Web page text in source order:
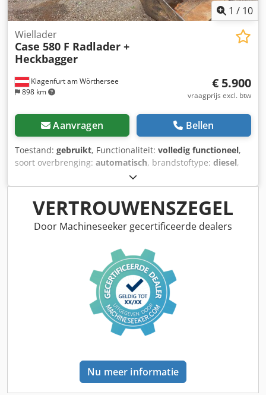
1 / 10
Klagenfurt am Wörthersee
898 km
Wiellader
Case 580 F Radlader +
Heckbagger
€ 5.900
vraagprijs excl. btw
Aanvragen Bellen
Toestand: gebruikt, Functionaliteit: volledig functioneel,
soort overbrenging: automatisch, brandstoftype: diesel,
7.500 kg
registratie:10/1977, Bouwjaar:1977, Uitrusting:
hydraulica, Technisch in orde Dodpfst S Idrex Af Ujkr
VERTROUWENSZEGEL
Door Machineseeker gecertificeerde dealers
Nu meer informatie